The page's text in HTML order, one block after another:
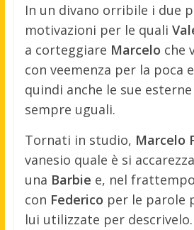
In un divano orribile i due
motivazioni per le quali
a corteggiare Marcelo che
con veemenza per la poca
quindi anche le sue
sempre uguali.
Tornati in studio, Marcelo
vanesio quale è si
una Barbie e, nel
con Federico per le parole
lui utilizzate per descrivelo.